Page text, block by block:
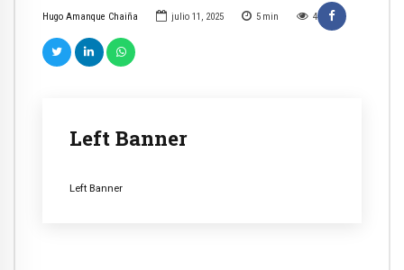
Hugo Amanque Chaiña julio 11, 2025 5 min 4
Left Banner
Left Banner